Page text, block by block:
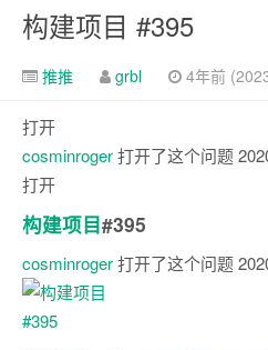
构建项目 #395
推推 grbl 4年前
打开
cosminroger打开了这个问题
打开
构建项目#395
cosminroger打开了这个问题
评